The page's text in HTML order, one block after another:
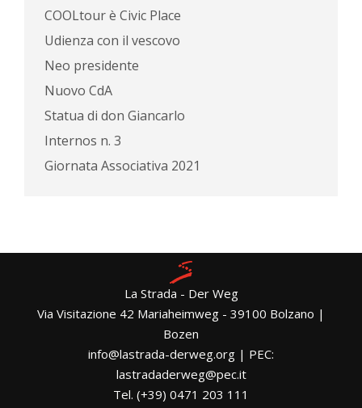
COOLtour è Civic Place
Udienza con il vescovo
Neo presidente
Nuovo CdA
Statua di don Giancarlo
Internos n. 3
Giornata Associativa 2021
La Strada - Der Weg
Via Visitazione 42 Mariaheimweg - 39100 Bolzano |
Bozen
info@lastrada-derweg.org | PEC:
lastradaderweg@pec.it
Tel. (+39) 0471 203 111